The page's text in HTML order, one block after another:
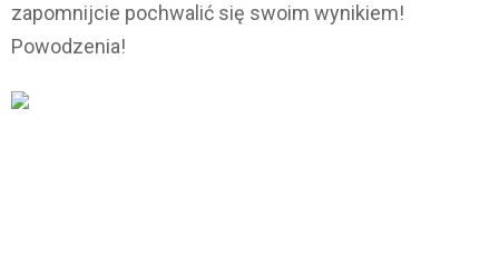
zapomnijcie pochwalić się swoim wynikiem!
Powodzenia!